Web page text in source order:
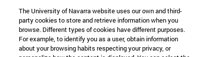
DesdeThe University of Navarra website uses our own and third-
party cookies to store and retrieve information when you
browse. Different types of cookies have different purposes.
For example, to identify you as a user, obtain information
about your browsing habits respecting your privacy, or